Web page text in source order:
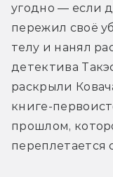
угодно — если
пережил своё
телу и нанял
детектива
раскрыли
книге-
прошлом,
переплетается